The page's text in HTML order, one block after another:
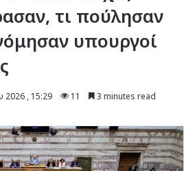
τι πούλησαν
υπουργοί
2026 , 15:29 11 3 minutes read